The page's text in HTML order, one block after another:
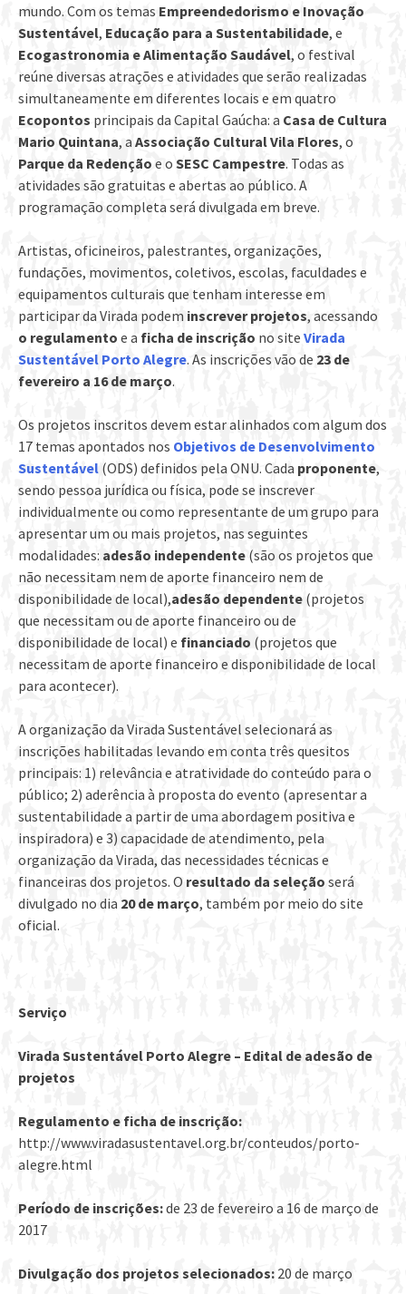
mundo. Com os temas Empreendedorismo e Inovação
Sustentável, Educação para a Sustentabilidade, e
Ecogastronomia e Alimentação Saudável, o festival
reúne diversas atrações e atividades que serão realizadas
simultaneamente em diferentes locais e em quatro
Ecopontos principais da Capital Gaúcha: a Casa de Cultura
Mario Quintana, a Associação Cultural Vila Flores, o
Parque da Redenção e o SESC Campestre. Todas as
atividades são gratuitas e abertas ao público. A
programação completa será divulgada em breve.
Artistas, oficineiros, palestrantes, organizações,
fundações, movimentos, coletivos, escolas, faculdades e
equipamentos culturais que tenham interesse em
participar da Virada podem inscrever projetos, acessando
o regulamento e a ficha de inscrição no site Virada
Sustentável Porto Alegre. As inscrições vão de 23 de
fevereiro a 16 de março.
Os projetos inscritos devem estar alinhados com algum dos
17 temas apontados nos Objetivos de Desenvolvimento
Sustentável (ODS) definidos pela ONU. Cada proponente,
sendo pessoa jurídica ou física, pode se inscrever
individualmente ou como representante de um grupo para
apresentar um ou mais projetos, nas seguintes
modalidades: adesão independente (são os projetos que
não necessitam nem de aporte financeiro nem de
disponibilidade de local),adesão dependente (projetos
que necessitam ou de aporte financeiro ou de
disponibilidade de local) e financiado (projetos que
necessitam de aporte financeiro e disponibilidade de local
para acontecer).
A organização da Virada Sustentável selecionará as
inscrições habilitadas levando em conta três quesitos
principais: 1) relevância e atratividade do conteúdo para o
público; 2) aderência à proposta do evento (apresentar a
sustentabilidade a partir de uma abordagem positiva e
inspiradora) e 3) capacidade de atendimento, pela
organização da Virada, das necessidades técnicas e
financeiras dos projetos. O resultado da seleção será
divulgado no dia 20 de março, também por meio do site
oficial.
Serviço
Virada Sustentável Porto Alegre – Edital de adesão de
projetos
Regulamento e ficha de inscrição:
http://www.viradasustentavel.org.br/conteudos/porto-
alegre.html
Período de inscrições:de 23 de fevereiro a 16 de março de
2017
Divulgação dos projetos selecionados: 20 de março